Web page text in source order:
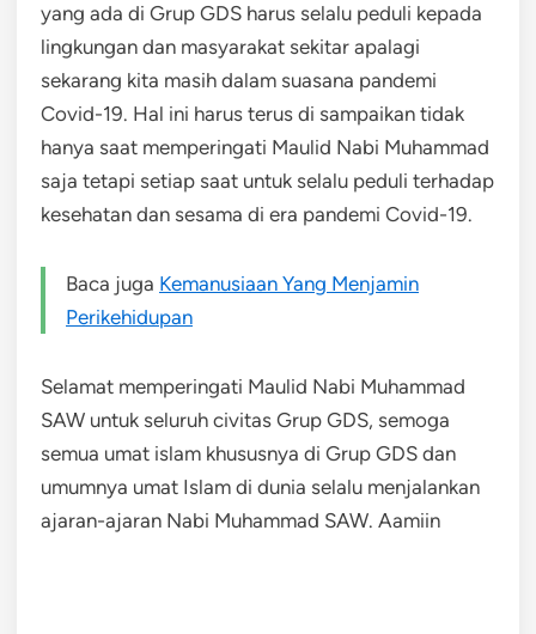
yang ada di Grup GDS harus selalu peduli kepada
lingkungan dan masyarakat sekitar apalagi
sekarang kita masih dalam suasana pandemi
Covid-19. Hal ini harus terus di sampaikan tidak
hanya saat memperingati Maulid Nabi Muhammad
saja tetapi setiap saat untuk selalu peduli terhadap
kesehatan dan sesama di era pandemi Covid-19.
Baca juga Kemanusiaan Yang Menjamin
Perikehidupan
Selamat memperingati Maulid Nabi Muhammad
SAW untuk seluruh civitas Grup GDS, semoga
semua umat islam khususnya di Grup GDS dan
umumnya umat Islam di dunia selalu menjalankan
ajaran-ajaran Nabi Muhammad SAW. Aamiin